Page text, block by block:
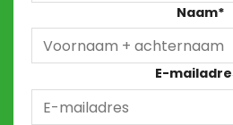
Naam*
E-